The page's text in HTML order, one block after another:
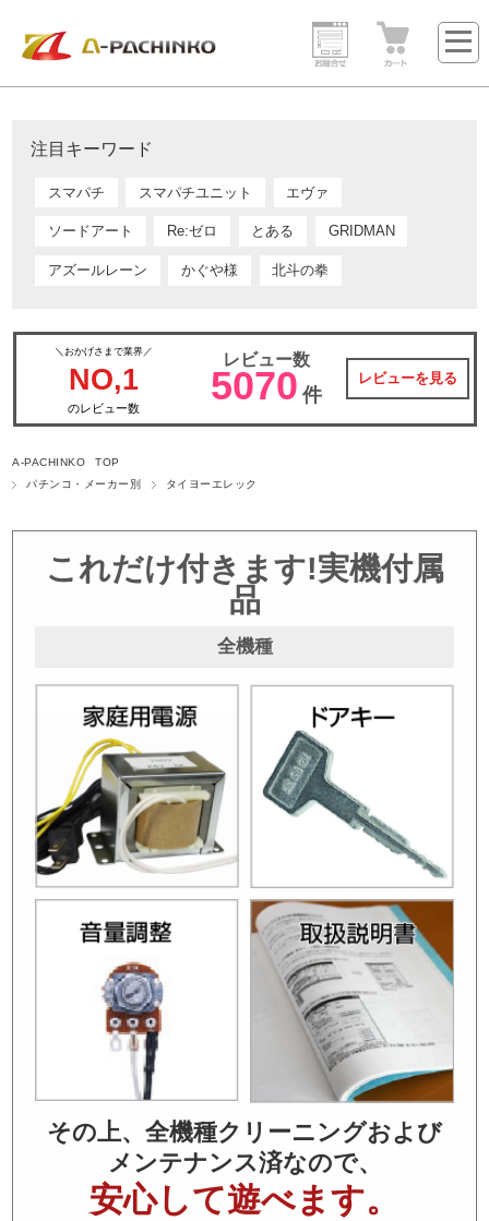
注目キーワード
スマパチ スマパチユニット エヴァ
ソードアート Re:ゼロ とある GRIDMAN
アズールレーン かぐや様 北斗の拳
＼おかげさまで業界／
NO,1
のレビュー数
レビュー数
5070 件
レビューを見る
A-PACHINKO TOP
パチンコ・メーカー別
タイヨーエレック
これだけ付きます!実機付属
品
全機種
その上、全機種クリーニングおよび
メンテナンス済なので、
安心して遊べます。